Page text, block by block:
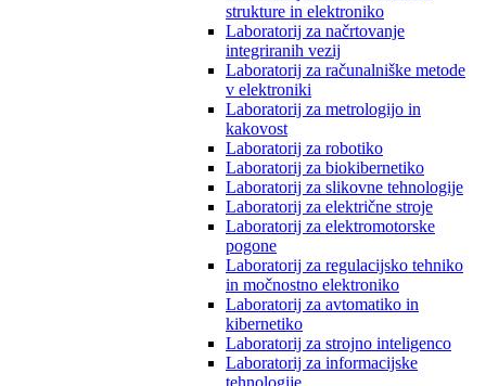
strukture in elektroniko
Laboratorij za načrtovanje
integriranih vezij
Laboratorij za računalniške metode
v elektroniki
Laboratorij za metrologijo in
kakovost
Laboratorij za robotiko
Laboratorij za biokibernetiko
Laboratorij za slikovne tehnologije
Laboratorij za električne stroje
Laboratorij za elektromotorske
pogone
Laboratorij za regulacijsko tehniko
in močnostno elektroniko
Laboratorij za avtomatiko in
kibernetiko
Laboratorij za strojno inteligenco
Laboratorij za informacijske
tehnologije